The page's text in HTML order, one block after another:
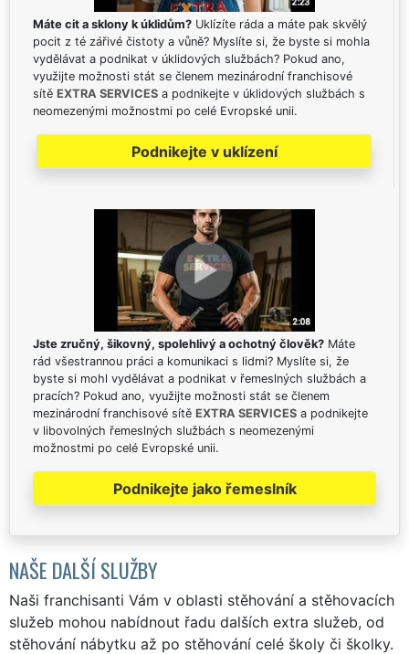
Máte cit a sklony k úklidům? Uklízíte ráda a máte pak skvělý
pocit z té zářivé čistoty a vůně? Myslíte si, že byste si mohla
vydělávat a podnikat v úklidových službách? Pokud ano,
využijte možnosti stát se členem mezinárodní franchisové
sítě EXTRA SERVICES a podnikejte v úklidových službách s
neomezenými možnostmi po celé Evropské unii.
Podnikejte v uklízení
Jste zručný, šikovný, spolehlivý a ochotný člověk? Máte
rád všestrannou práci a komunikaci s lidmi? Myslíte si, že
byste si mohl vydělávat a podnikat v řemeslných službách a
pracích? Pokud ano, využijte možnosti stát se členem
mezinárodní franchisové sítě EXTRA SERVICES a podnikejte
v libovolných řemeslných službách s neomezenými
možnostmi po celé Evropské unii.
Podnikejte jako řemeslník
NAŠE DALŠÍ SLUŽBY
Naši franchisanti Vám v oblasti stěhování a stěhovacích
služeb mohou nabídnout řadu dalších extra služeb, od
stěhování nábytku až po stěhování celé školy či školky.